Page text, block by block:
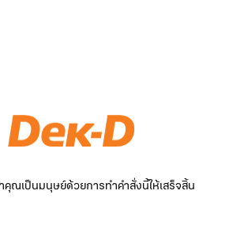
คุณเป็นมนุษย์ด้วยการทำคำสั่งนี้ให้เสร็จสิ้น